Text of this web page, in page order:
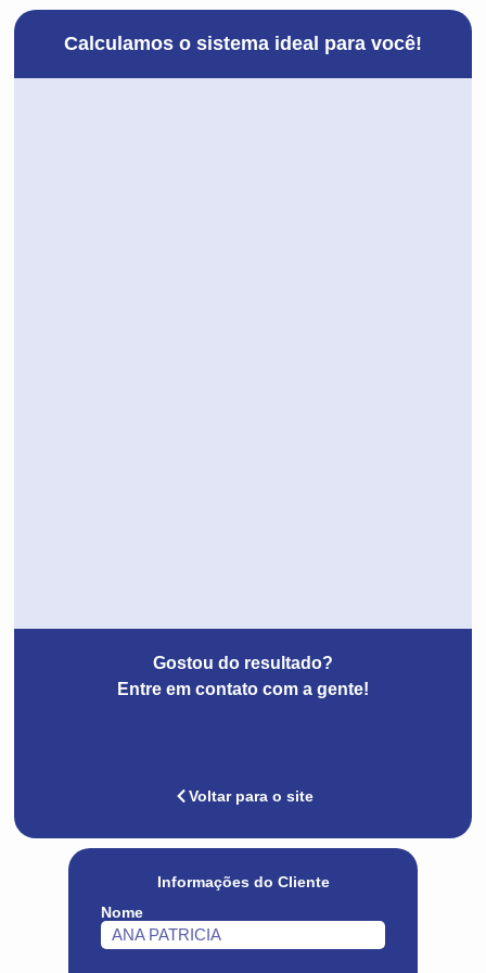
Calculamos o sistema ideal para você!
Gostou do resultado?
Entre em contato com a gente!
Voltar para o site
Informações do Cliente
Nome
ANA PATRICIA